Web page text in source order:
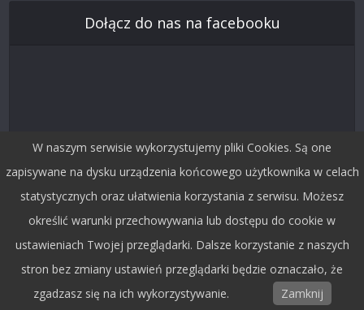
Dołącz do nas na facebooku
Śledź nas na Twitterze
W naszym serwisie wykorzystujemy pliki Cookies. Są one
zapisywane na dysku urządzenia końcowego użytkownika w celach
statystycznych oraz ułatwienia korzystania z serwisu. Możesz
określić warunki przechowywania lub dostępu do cookie w
ustawieniach Twojej przeglądarki. Dalsze korzystanie z naszych
stron bez zmiany ustawień przeglądarki będzie oznaczało, że
zgadzasz się na ich wykorzystywanie.
Zamknij